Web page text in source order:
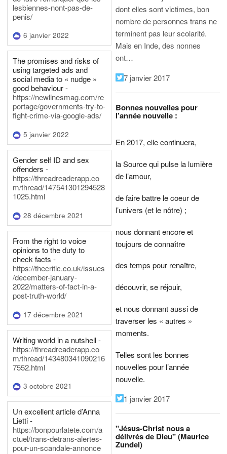
lesbiennes-nont-pas-de-
penis/
6 janvier 2022
The promises and risks of
using targeted ads and
social media to « nudge »
good behaviour -
https://newlinesmag.com/re
portage/governments-try-to-
fight-crime-via-google-ads/
5 janvier 2022
Gender self ID and sex
offenders -
https://threadreaderapp.co
m/thread/147541301294528
1025.html
28 décembre 2021
From the right to voice
opinions to the duty to
check facts -
https://thecritic.co.uk/issues
/december-january-
2022/matters-of-fact-in-a-
post-truth-world/
17 décembre 2021
Writing world in a nutshell -
https://threadreaderapp.co
m/thread/143480341090216
7552.html
3 octobre 2021
Un excellent article d’Anna
Lietti -
https://bonpourlatete.com/a
ctuel/trans-detrans-alertes-
pour-un-scandale-annonce
dont elles sont victimes, bon
nombre de personnes trans ne
terminent pas leur scolarité.
Mais en Inde, des nonnes
ont…
7 janvier 2017
Bonnes nouvelles pour
l’année nouvelle :
En 2017, elle continuera,
la Source qui pulse la lumière
de l’amour,
de faire battre le coeur de
l’univers (et le nôtre) ;
nous donnant encore et
toujours de connaître
des temps pour renaître,
découvrir, se réjouir,
et nous donnant aussi de
traverser les « autres »
moments.
Telles sont les bonnes
nouvelles pour l’année
nouvelle.
1 janvier 2017
"Jésus-Christ nous a
délivrés de Dieu" (Maurice
Zundel)